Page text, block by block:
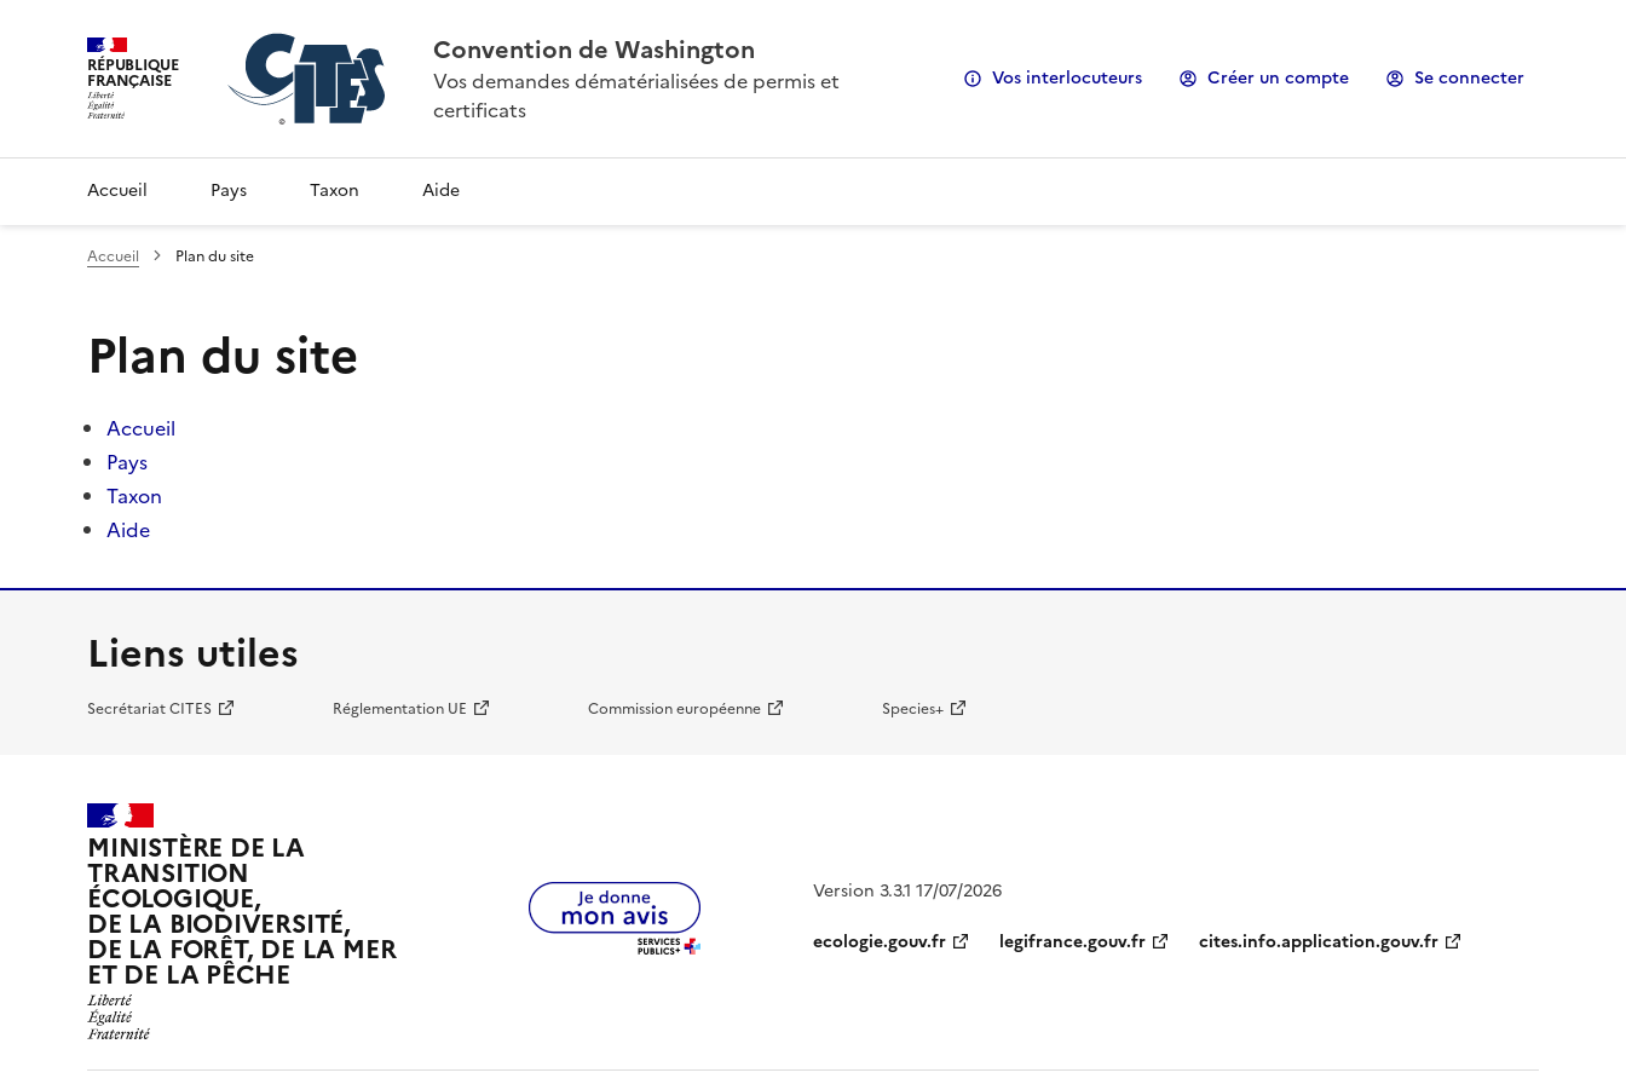
RÉPUBLIQUE
FRANÇAISE
Convention de Washington
Vos demandes dématérialisées de permis et
certificats
Vos interlocuteurs Créer un compte Se connecter
Accueil Pays Taxon Aide
Accueil Plan du site
Plan du site
Accueil
Pays
Taxon
Aide
Liens utiles
Secrétariat CITES Réglementation UE Commission européenne Species+
MINISTÈRE DE LA
TRANSITION
ÉCOLOGIQUE,
DE LA BIODIVERSITÉ,
DE LA FORÊT, DE LA MER
ET DE LA PÊCHE
Version 3.3.1 17/07/2026
ecologie.gouv.fr
legifrance.gouv.fr cites.info.application.gouv.fr